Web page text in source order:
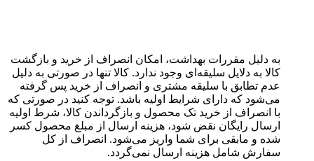
به دلیل مقررات بهداشت، امکان انصراف از خرید و بازگشت
کالا به دلایل سلیقه‌ای وجود ندارد. کالا تنها در صورتی به دلیل
عدم تطابق با سلیقه مشتری و انصراف از خرید پس گرفته
می‌شود که دارای شرایط اولیه باشد. توجه کنید در صورتی که
با انصراف از خرید تک محصول و بازگرداندن کالا، شرط اولیه
ارسال رایگان نقض شود، هزینه ارسال از مبلغ محصول کسر
شده و مابقی برای شما واریز می‌شود. انصراف از کل
سفارش شامل هزینه ارسال نمی‌گردد.